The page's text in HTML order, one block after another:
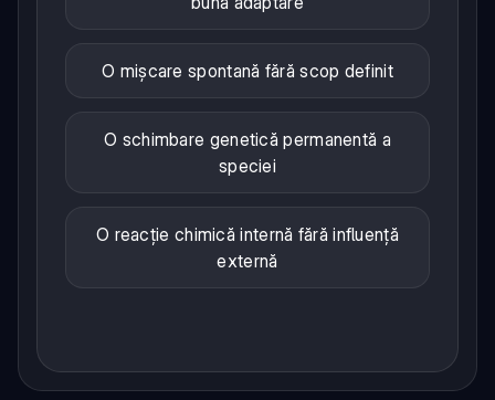
O mișcare spontană fără scop definit
O schimbare genetică permanentă a
speciei
O reacție chimică internă fără influență
externă